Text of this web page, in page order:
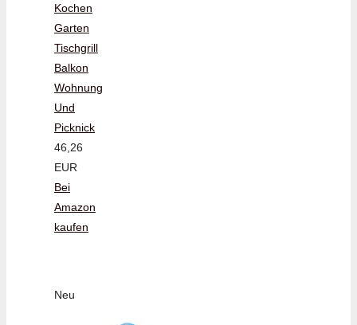
Kochen
Garten
Tischgrill
Balkon
Wohnung
Und
Picknick
46,26
EUR
Bei
Amazon
kaufen
Neu